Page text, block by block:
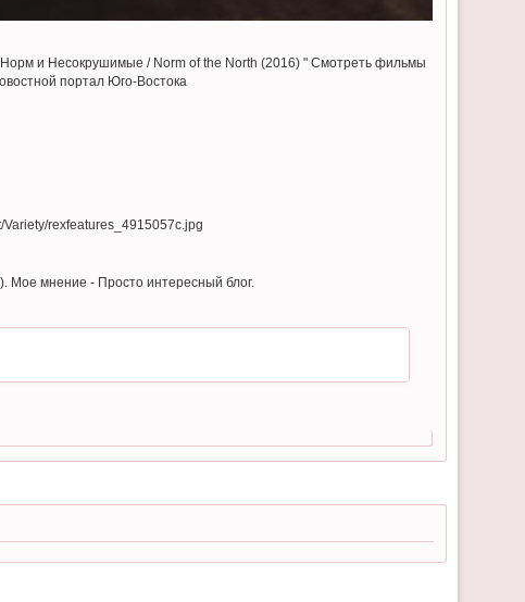
и Несокрушимые / Norm of the North (2016) " Смотреть фильмы
портал Юго-Востока
Мое мнение - Просто интересный блог.